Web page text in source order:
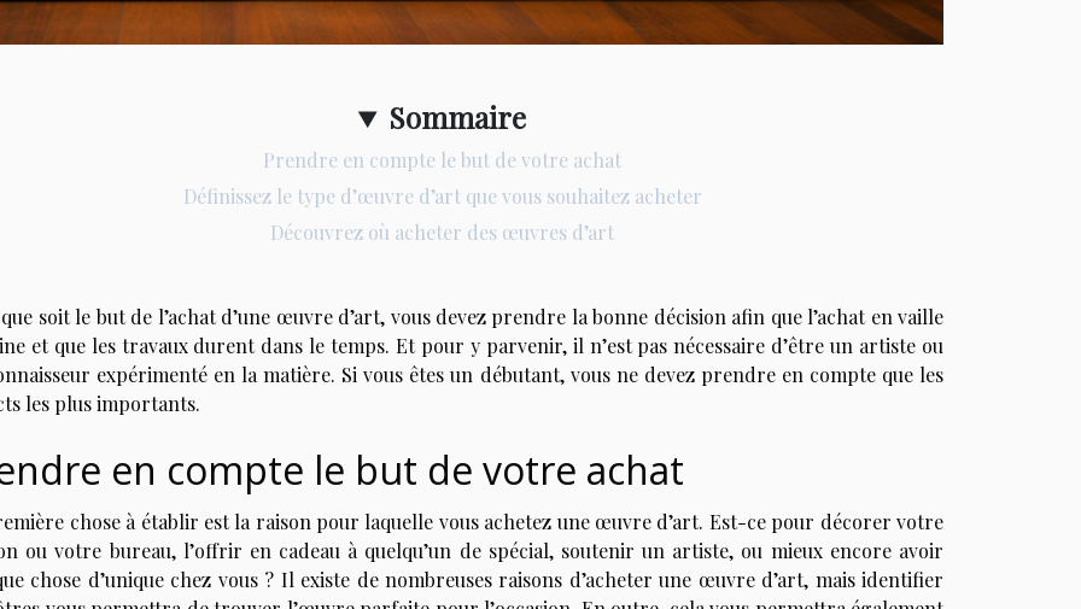
Sommaire
Prendre en compte le but de votre achat
Définissez le type d’œuvre d’art que vous souhaitez acheter
Découvrez où acheter des œuvres d’art
soit le but de l’achat d’une œuvre d’art, vous devez prendre la bonne décision afin que l’achat en vaille
et que les travaux durent dans le temps. Et pour y parvenir, il n’est pas nécessaire d’être un artiste ou
expérimenté en la matière. Si vous êtes un débutant, vous ne devez prendre en compte que les
les plus importants.
en compte le but de votre achat
chose à établir est la raison pour laquelle vous achetez une œuvre d’art. Est-ce pour décorer votre
ou votre bureau, l’offrir en cadeau à quelqu’un de spécial, soutenir un artiste, ou mieux encore avoir
chose d’unique chez vous ? Il existe de nombreuses raisons d’acheter une œuvre d’art, mais identifier